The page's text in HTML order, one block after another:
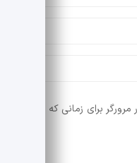
برای زمانی که